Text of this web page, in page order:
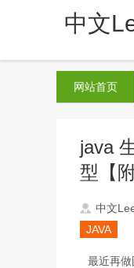
中文
网站首页
java
型【
中文
JAVA
最近再